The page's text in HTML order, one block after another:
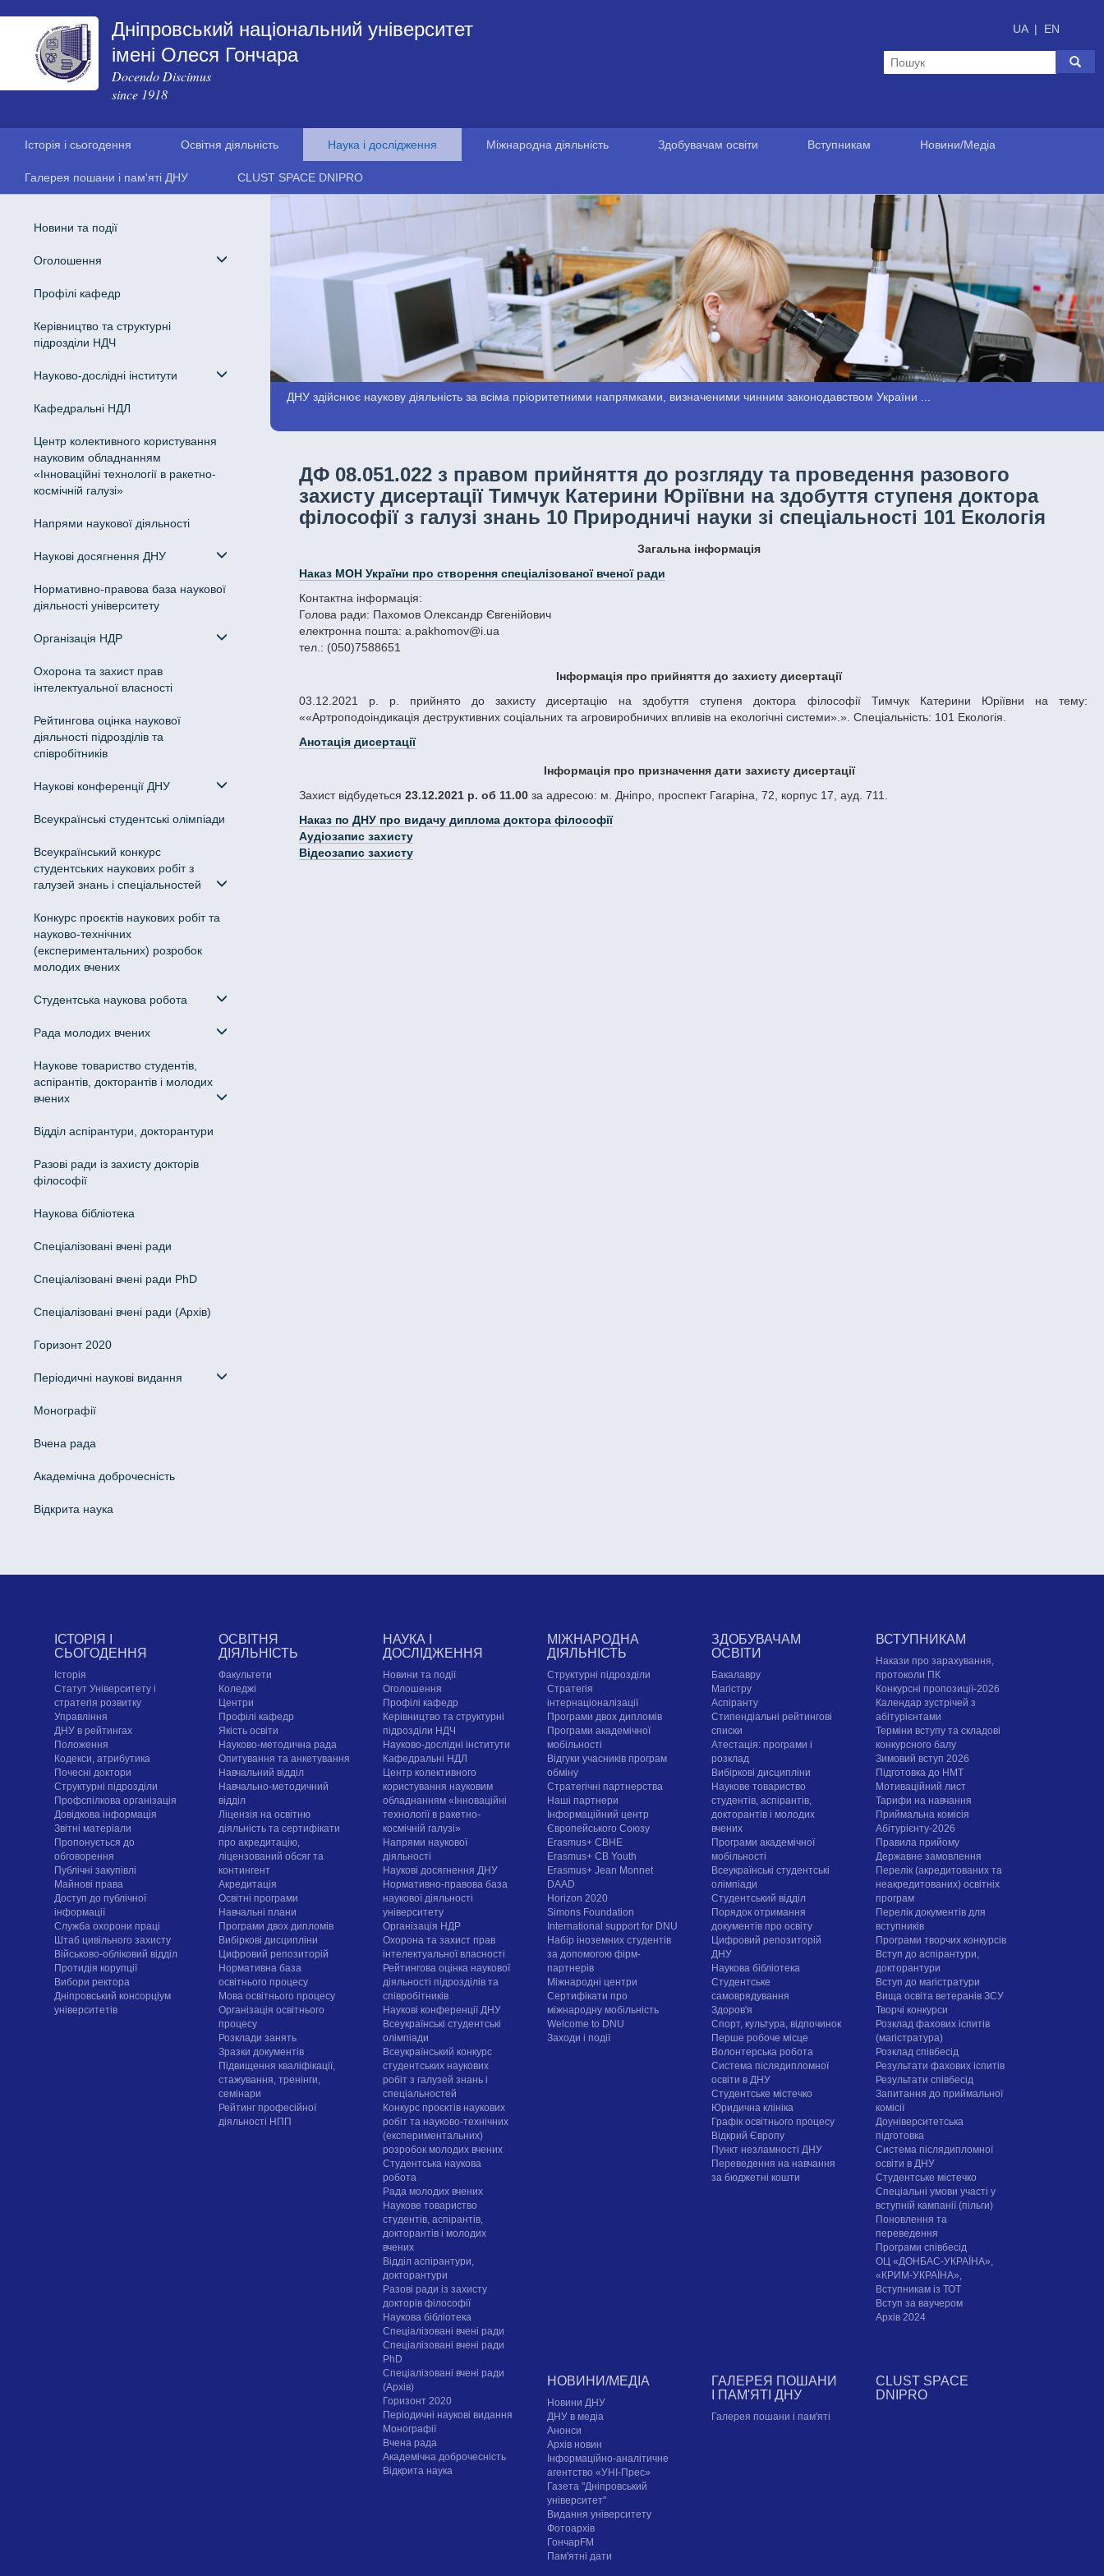
Дніпровський національний університет
імені Олеся Гончара
Docendo Discimus
since 1918
UA | EN
Історія і сьогодення Освітня діяльність Наука і дослідження Міжнародна діяльність Здобувачам освіти Вступникам Новини/Медіа
Галерея пошани і пам'яті ДНУ CLUST SPACE DNIPRO
Новини та події
Оголошення
Профілі кафедр
Керівництво та структурні
підрозділи НДЧ
Науково-дослідні інститути
Кафедральні НДЛ
Центр колективного користування
науковим обладнанням
«Інноваційні технології в ракетно-
космічній галузі»
Напрями наукової діяльності
Наукові досягнення ДНУ
Нормативно-правова база наукової
діяльності університету
Організація НДР
Охорона та захист прав
інтелектуальної власності
Рейтингова оцінка наукової
діяльності підрозділів та
співробітників
Наукові конференції ДНУ
Всеукраїнські студентські олімпіади
Всеукраїнський конкурс
студентських наукових робіт з
галузей знань і спеціальностей
Конкурс проєктів наукових робіт та
науково-технічних
(експериментальних) розробок
молодих вчених
Студентська наукова робота
Рада молодих вчених
Наукове товариство студентів,
аспірантів, докторантів і молодих
вчених
Відділ аспірантури, докторантури
Разові ради із захисту докторів
філософії
Наукова бібліотека
Спеціалізовані вчені ради
Спеціалізовані вчені ради PhD
Спеціалізовані вчені ради (Архів)
Горизонт 2020
Періодичні наукові видання
Монографії
Вчена рада
Академічна доброчесність
Відкрита наука
ДНУ здійснює наукову діяльність за всіма пріоритетними напрямками, визначеними чинним законодавством України ...
ДФ 08.051.022 з правом прийняття до розгляду та проведення разового
захисту дисертації Тимчук Катерини Юріївни на здобуття ступеня доктора
філософії з галузі знань 10 Природничі науки зі спеціальності 101 Екологія
Загальна інформація
Наказ МОН України про створення спеціалізованої вченої ради
Контактна інформація:
Голова ради: Пахомов Олександр Євгенійович
електронна пошта: a.pakhomov@i.ua
тел.: (050)7588651
Інформація про прийняття до захисту дисертації
03.12.2021 р. р. прийнято до захисту дисертацію на здобуття ступеня доктора філософії Тимчук Катерини Юріївни на тему:
««Артроподоіндикація деструктивних соціальних та агровиробничих впливів на екологічні системи».». Cпеціальність: 101 Екологія.
Анотація дисертації
Інформація про призначення дати захисту дисертації
Захист відбудеться 23.12.2021 р. об 11.00за адресою: м. Дніпро, проспект Гагаріна, 72, корпус 17, ауд. 711.
Наказ по ДНУ про видачу диплома доктора філософії
Аудіозапис захисту
Відеозапис захисту
ІСТОРІЯ І
СЬОГОДЕННЯ
Історія
Статут Університету і
стратегія розвитку
Управління
ДНУ в рейтингах
Положення
Кодекси, атрибутика
Почесні доктори
Структурні підрозділи
Профспілкова організація
Довідкова інформація
Звітні матеріали
Пропонується до
обговорення
Публічні закупівлі
Майнові права
Доступ до публічної
інформації
Служба охорони праці
Штаб цивільного захисту
Військово-обліковий відділ
Протидія корупції
Вибори ректора
Дніпровський консорціум
університетів
ОСВІТНЯ
ДІЯЛЬНІСТЬ
Факультети
Коледжі
Центри
Профілі кафедр
Якість освіти
Науково-методична рада
Опитування та анкетування
Навчальний відділ
Навчально-методичний
відділ
Ліцензія на освітню
діяльність та сертифікати
про акредитацію,
ліцензований обсяг та
контингент
Акредитація
Освітні програми
Навчальні плани
Програми двох дипломів
Вибіркові дисципліни
Цифровий репозиторій
Нормативна база
освітнього процесу
Мова освітнього процесу
Організація освітнього
процесу
Розклади занять
Зразки документів
Підвищення кваліфікації,
стажування, тренінги,
семінари
Рейтинг професійної
діяльності НПП
НАУКА І
ДОСЛІДЖЕННЯ
Новини та події
Оголошення
Профілі кафедр
Керівництво та структурні
підрозділи НДЧ
Науково-дослідні інститути
Кафедральні НДЛ
Центр колективного
користування науковим
обладнанням «Інноваційні
технології в ракетно-
космічній галузі»
Напрями наукової
діяльності
Наукові досягнення ДНУ
Нормативно-правова база
наукової діяльності
університету
Організація НДР
Охорона та захист прав
інтелектуальної власності
Рейтингова оцінка наукової
діяльності підрозділів та
співробітників
Наукові конференції ДНУ
Всеукраїнські студентські
олімпіади
Всеукраїнський конкурс
студентських наукових
робіт з галузей знань і
спеціальностей
Конкурс проєктів наукових
робіт та науково-технічних
(експериментальних)
розробок молодих вчених
Студентська наукова
робота
Рада молодих вчених
Наукове товариство
студентів, аспірантів,
докторантів і молодих
вчених
Відділ аспірантури,
докторантури
Разові ради із захисту
докторів філософії
Наукова бібліотека
Спеціалізовані вчені ради
Спеціалізовані вчені ради
PhD
Спеціалізовані вчені ради
(Архів)
Горизонт 2020
Періодичні наукові видання
Монографії
Вчена рада
Академічна доброчесність
Відкрита наука
МІЖНАРОДНА
ДІЯЛЬНІСТЬ
Структурні підрозділи
Стратегія
інтернаціоналізації
Програми двох дипломів
Програми академічної
мобільності
Відгуки учасників програм
обміну
Стратегічні партнерства
Наші партнери
Інформаційний центр
Європейського Союзу
Erasmus+ CBHE
Erasmus+ CB Youth
Erasmus+ Jean Monnet
DAAD
Horizon 2020
Simons Foundation
International support for DNU
Набір іноземних студентів
за допомогою фірм-
партнерів
Міжнародні центри
Сертифікати про
міжнародну мобільність
Welcome to DNU
Заходи і події
ЗДОБУВАЧАМ
ОСВІТИ
Бакалавру
Магістру
Аспіранту
Стипендіальні рейтингові
списки
Атестація: програми і
розклад
Вибіркові дисципліни
Наукове товариство
студентів, аспірантів,
докторантів і молодих
вчених
Програми академічної
мобільності
Всеукраїнські студентські
олімпіади
Студентський відділ
Порядок отримання
документів про освіту
Цифровий репозиторій
ДНУ
Наукова бібліотека
Студентське
самоврядування
Здоров'я
Спорт, культура, відпочинок
Перше робоче місце
Волонтерська робота
Система післядипломної
освіти в ДНУ
Cтудентське містечко
Юридична клініка
Графік освітнього процесу
Відкрий Європу
Пункт незламності ДНУ
Переведення на навчання
за бюджетні кошти
ВСТУПНИКАМ
Накази про зарахування,
протоколи ПК
Конкурсні пропозиції-2026
Календар зустрічей з
абітурієнтами
Терміни вступу та складові
конкурсного балу
Зимовий вступ 2026
Підготовка до НМТ
Мотиваційний лист
Тарифи на навчання
Приймальна комісія
Абітурієнту-2026
Правила прийому
Державне замовлення
Перелік (акредитованих та
неакредитованих) освітніх
програм
Перелік документів для
вступників
Програми творчих конкурсiв
Вступ до аспірантури,
докторантури
Вступ до магістратури
Вища освіта ветеранів ЗСУ
Творчі конкурси
Розклад фахових іспитів
(магістратура)
Розклад співбесід
Результати фахових іспитів
Результати співбесід
Запитання до приймальної
комісії
Доуніверситетська
підготовка
Система післядипломної
освіти в ДНУ
Cтудентське містечко
Спеціальні умови участі у
вступній кампанії (пільги)
Поновлення та
переведення
Програми співбесід
ОЦ «ДОНБАС-УКРАЇНА»,
«КРИМ-УКРАЇНА»,
Вступникам із ТОТ
Вступ за ваучером
Архів 2024
НОВИНИ/МЕДІА
Новини ДНУ
ДНУ в медіа
Анонси
Архів новин
Інформаційно-аналітичне
агентство «УНІ-Прес»
Газета "Дніпровський
університет"
Видання університету
Фотоархів
ГончарFM
Пам'ятні дати
ГАЛЕРЕЯ ПОШАНИ
І ПАМ'ЯТІ ДНУ
Галерея пошани і пам'яті
CLUST SPACE
DNIPRO